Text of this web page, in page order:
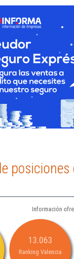
Información
13.063
Ranking Valencia